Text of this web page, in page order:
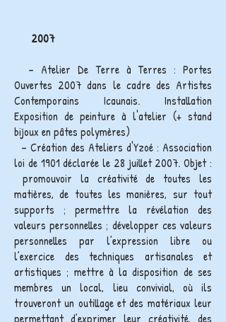
2007
– Atelier De Terre à Terres : Portes
Ouvertes 2007 dans le cadre des Artistes
Contemporains Icaunais. Installation
Exposition de peinture à l'atelier (+ stand
bijoux en pâtes polymères)
– Création des Ateliers d'Yzoé : Association
loi de 1901 déclarée le 28 juillet 2007. Objet :
promouvoir la créativité de toutes les
matières, de toutes les manières, sur tout
supports ; permettre la révélation des
valeurs personnelles ; développer ces valeurs
personnelles par l’expression libre ou
l’exercice des techniques artisanales et
artistiques ; mettre à la disposition de ses
membres un local, lieu convivial, où ils
trouveront un outillage et des matériaux leur
permettant d’exprimer leur créativité, des